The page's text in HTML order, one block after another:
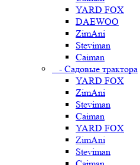
YARD FOX
DAEWOO
ZimAni
Steviman
Caiman
- Садовые трактора
YARD FOX
ZimAni
Steviman
Caiman
YARD FOX
ZimAni
Steviman